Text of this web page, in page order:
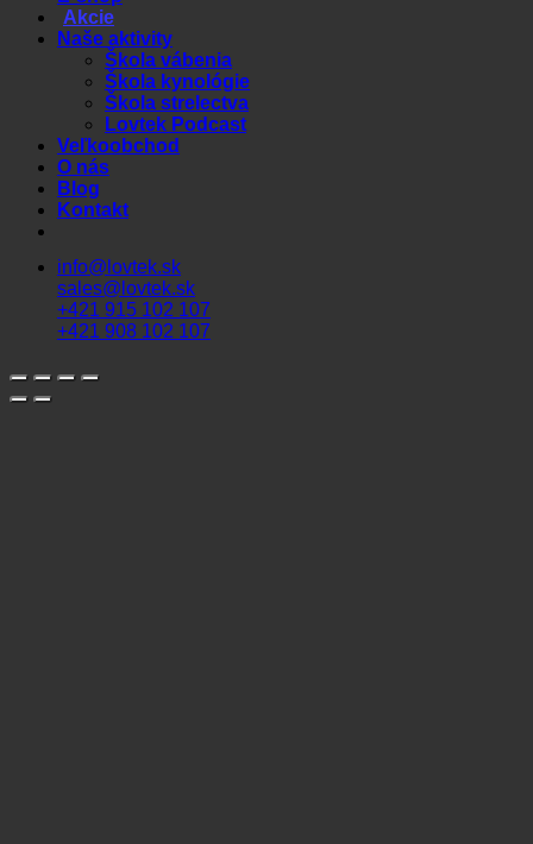
Akcie
Naše aktivity
Škola vábenia
Škola kynológie
Škola strelectva
Lovtek Podcast
Veľkoobchod
O nás
Blog
Kontakt
info@lovtek.sk
sales@lovtek.sk
+421 915 102 107
+421 908 102 107